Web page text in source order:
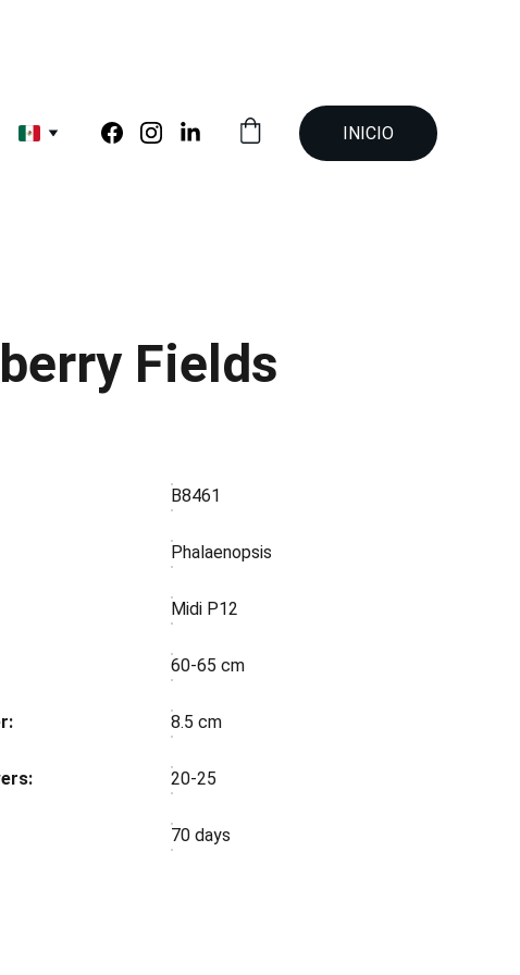
INICIO
Fields
B8461
Phalaenopsis
Midi P12
60-65 cm
8.5 cm
20-25
70 days